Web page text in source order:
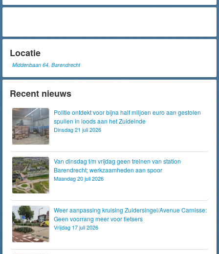
Locatie
Middenbaan 64, Barendrecht
Recent nieuws
Politie ontdekt voor bijna half miljoen euro aan gestolen
spullen in loods aan het Zuideinde
Dinsdag 21 juli 2026
Van dinsdag t/m vrijdag geen treinen van station
Barendrecht; werkzaamheden aan spoor
Maandag 20 juli 2026
Weer aanpassing kruising Zuidersingel/Avenue Carnisse:
Geen voorrang meer voor fietsers
Vrijdag 17 juli 2026